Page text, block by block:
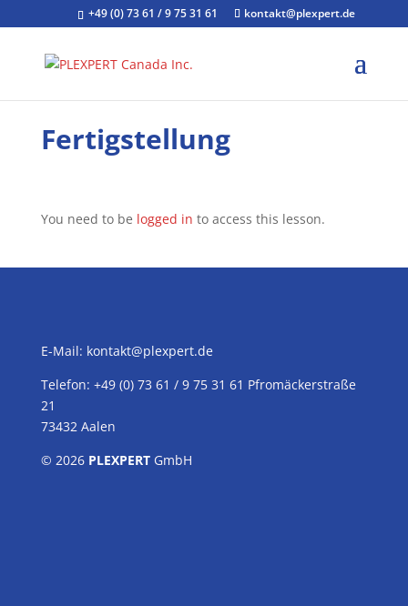
+49 (0) 73 61 / 9 75 31 61 kontakt@plexpert.de
Fertigstellung
You need to be logged in to access this lesson.
E-Mail: kontakt@plexpert.de
Telefon: +49 (0) 73 61 / 9 75 31 61 Pfromäckerstraße
21
73432 Aalen
© 2026 PLEXPERTGmbH